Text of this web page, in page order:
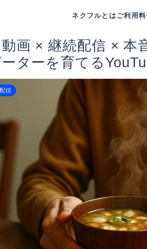
ネクフルとはご利用
動画 × 継続配信 ×
ターを育てる
信